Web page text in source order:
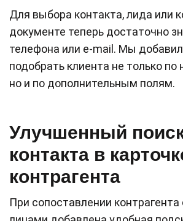
Для выбора контакта, лида или
документе теперь достаточно
телефона или e-mail. Мы
подобрать клиента не только
но и по дополнительным полям.
Улучшенный
контакта в
контрагента
При сопоставлении